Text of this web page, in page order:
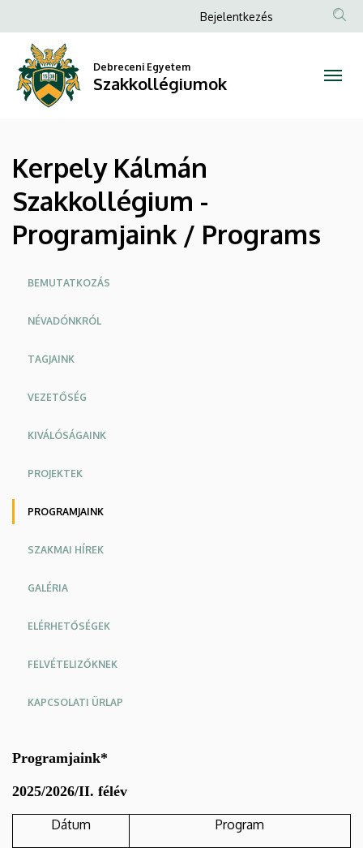
Kálmán
Szakkollégium
Programjaink
Programs
Szakkollégiumok
a
tartalomra
Anonim
menüje
Bejelentkezés
Debreceni Egyetem
Szakkollégiumok
Kerpely Kálmán
Szakkollégium -
Programjaink / Programs
Oldalmenü
BEMUTATKOZÁS
NÉVADÓNKRÓL
TAGJAINK
VEZETŐSÉG
KIVÁLÓSÁGAINK
PROJEKTEK
PROGRAMJAINK
SZAKMAI HÍREK
GALÉRIA
ELÉRHETŐSÉGEK
FELVÉTELIZŐKNEK
KAPCSOLATI ÜRLAP
Programjaink*
2025/2026/II. félév
Dátum Program